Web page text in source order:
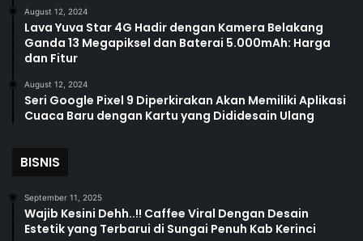
August 12, 2024
Lava Yuva Star 4G Hadir dengan Kamera Belakang
Ganda 13 Megapiksel dan Baterai 5.000mAh: Harga
dan Fitur
August 12, 2024
Seri Google Pixel 9 Diperkirakan Akan Memiliki Aplikasi
Cuaca Baru dengan Kartu yang Dididesain Ulang
BISNIS
September 11, 2025
Wajib Kesini Dehh..!! Caffee Viral Dengan Desain
Estetik yang Terbarui di Sungai Penuh Kab Kerinci